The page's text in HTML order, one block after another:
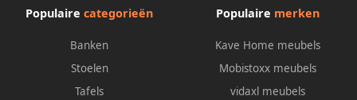
Populaire categorieën
Banken
Stoelen
Tafels
Populaire merken
Kave Home meubels
Mobistoxx meubels
vidaxl meubels